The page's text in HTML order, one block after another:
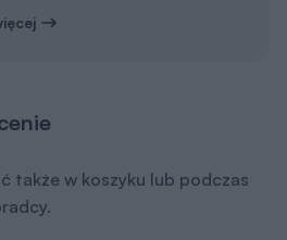
także w koszyku lub podczas